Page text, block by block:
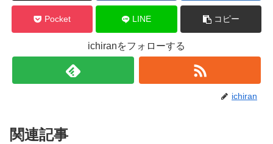
Pocket LINE コピー
ichiranをフォローする
ichiran
関連記事